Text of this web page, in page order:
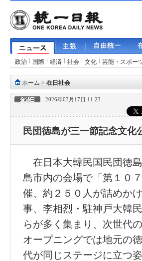
政治 国際 経済 社会 文化 芸能・スポー
ホーム > 在日社会
2026年03月17日 11:23
民団徳島が三一節記念文化
在日本大韓民国民団徳
島市内の会場で「第１０
催、約２５０人が詰めか
事、李相烈・駐神戸大韓
らが多く集まり、次世代
オープニングでは地元の
代が同じステージに立つ